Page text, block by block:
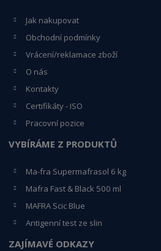
Jak nakupovat
Obchodní podmínky
Vrácení/reklamace zboží
O nás
Kontakty
Certifikáty - ISO
Pracovní pozice
VYBÍRÁME Z PRODUKTŮ
Ma-fra Supermafrasol 6 kg
Mafra Fast & Black 500 ml
MAFRA Scic Blue
Antigenní test ze slin
ZAJÍMAVÉ ODKAZY